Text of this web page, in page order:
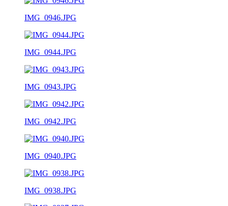
IMG_0946.JPG
IMG_0944.JPG
IMG_0943.JPG
IMG_0942.JPG
IMG_0940.JPG
IMG_0938.JPG